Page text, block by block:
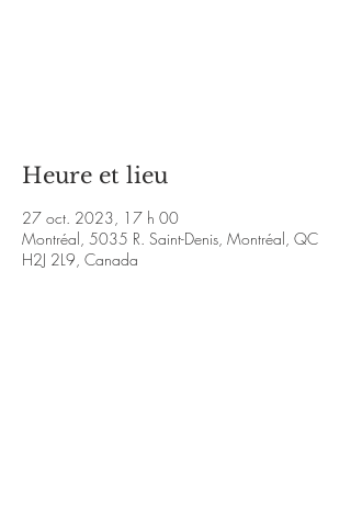
Heure et lieu
27 oct. 2023, 17 h 00
Montréal, 5035 R. Saint-Denis, Montréal, QC
H2J 2L9, Canada